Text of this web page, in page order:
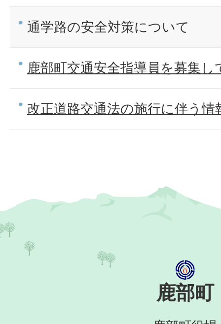
通学路の安全対策について
鹿部町交通安全指導員を募集し
改正道路交通法の施行に伴う
鹿部町